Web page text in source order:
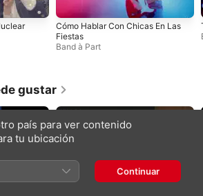
Cómo Hablar Con Chicas En Las
Fiestas
Band à Part
gustar
país para ver contenido
tu ubicación
Continuar